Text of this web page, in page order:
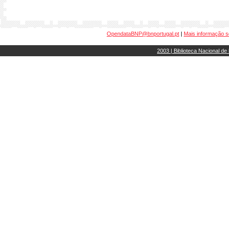
OpendataBNP@bnportugal.pt | Mais informação
2003 | Biblioteca Nacional de